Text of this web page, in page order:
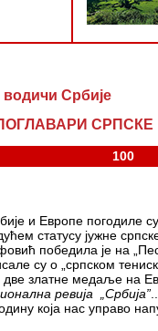
Србије
СРПСКЕ
100
и Европе погодиле
статусу јужне
победила је на
су о „српском
две златне медаље на
ревија Србија”
која нас управо